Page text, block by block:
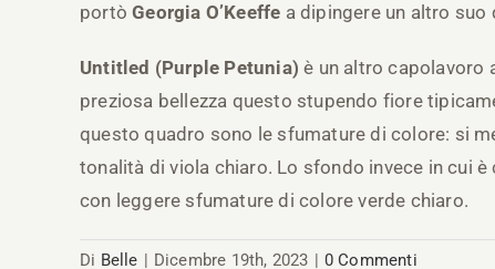
portòGeorgia O’Keeffe a dipingere un altro
Untitled (Purple Petunia)è un altro capolavoro
preziosa bellezza questo stupendo fiore
questo quadro sono le sfumature di colore: si
tonalità di viola chiaro. Lo sfondo invece in cui
con leggere sfumature di colore verde chiaro.
Di Belle | Dicembre 19th, 2023 | 0 Commenti